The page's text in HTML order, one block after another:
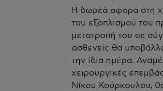
Η δωρεά αφορά στη
του εξοπλισμού του
μετατροπή του σε
ασθενείς θα
την ίδια ημέρα.
χειρουργικές
Νίκου Κούρκουλου,